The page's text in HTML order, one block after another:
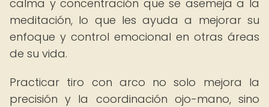
calma y concentración que se asemeja a la
meditación, lo que les ayuda a mejorar su
enfoque y control emocional en otras áreas
de su vida.
Practicar tiro con arco no solo mejora la
precisión y la coordinación ojo-mano, sino